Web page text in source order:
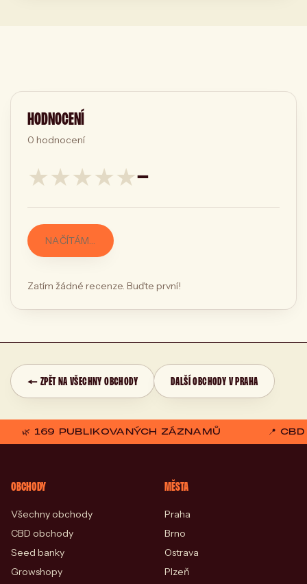
HODNOCENÍ
0 hodnocení
★★★★★—
NAČÍTÁM…
Zatím žádné recenze. Buďte první!
← ZPĚT NA VŠECHNY OBCHODY DALŠÍ OBCHODY V PRAHA
🌿 169 PUBLIKOVANÝCH ZÁZNAMŮ 📍
OBCHODY
Všechny obchody
CBD obchody
Seed banky
Growshopy
MĚSTA
Praha
Brno
Ostrava
Plzeň